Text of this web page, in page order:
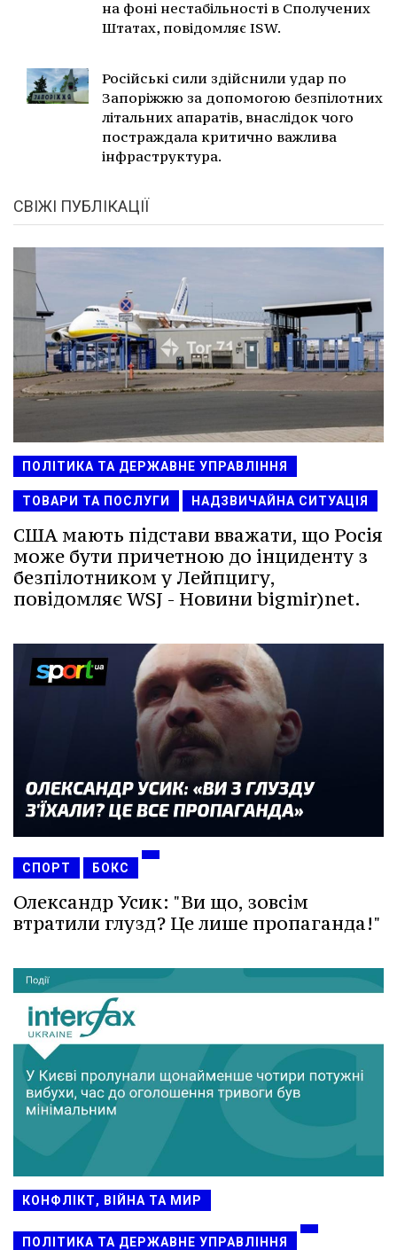
на фоні нестабільності в Сполучених
Штатах, повідомляє ISW.
Російські сили здійснили удар по
Запоріжжю за допомогою безпілотних
літальних апаратів, внаслідок чого
постраждала критично важлива
інфраструктура.
СВІЖІ ПУБЛІКАЦІЇ
ПОЛІТИКА ТА ДЕРЖАВНЕ УПРАВЛІННЯ
ТОВАРИ ТА ПОСЛУГИ НАДЗВИЧАЙНА СИТУАЦІЯ
США мають підстави вважати, що Росія
може бути причетною до інциденту з
безпілотником у Лейпцигу,
повідомляє WSJ - Новини bigmir)net.
СПОРТ БОКС
Олександр Усик: "Ви що, зовсім
втратили глузд? Це лише пропаганда!"
КОНФЛІКТ, ВІЙНА ТА МИР
ПОЛІТИКА ТА ДЕРЖАВНЕ УПРАВЛІННЯ